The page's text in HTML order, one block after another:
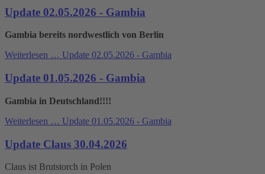
Update 02.05.2026 - Gambia
Gambia bereits nordwestlich von Berlin
Weiterlesen … Update 02.05.2026 - Gambia
Update 01.05.2026 - Gambia
Gambia in Deutschland!!!!
Weiterlesen … Update 01.05.2026 - Gambia
Update Claus 30.04.2026
Claus ist Brutstorch in Polen